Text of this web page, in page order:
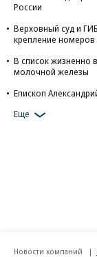
России
Верховный суд и
крепление номеров
В список жизненно
молочной железы
Епископ
Еще
Новости компаний